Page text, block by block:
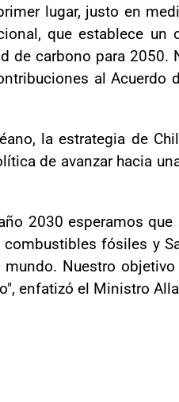
lugar, justo en
que establece un
de carbono para 2050.
al Acuerdo
la estrategia de
de avanzar hacia
2030 esperamos que
fósiles y
Nuestro
enfatizó el Ministro